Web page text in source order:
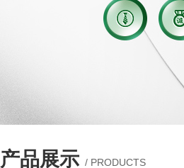
产品展示 / PRODUCTS